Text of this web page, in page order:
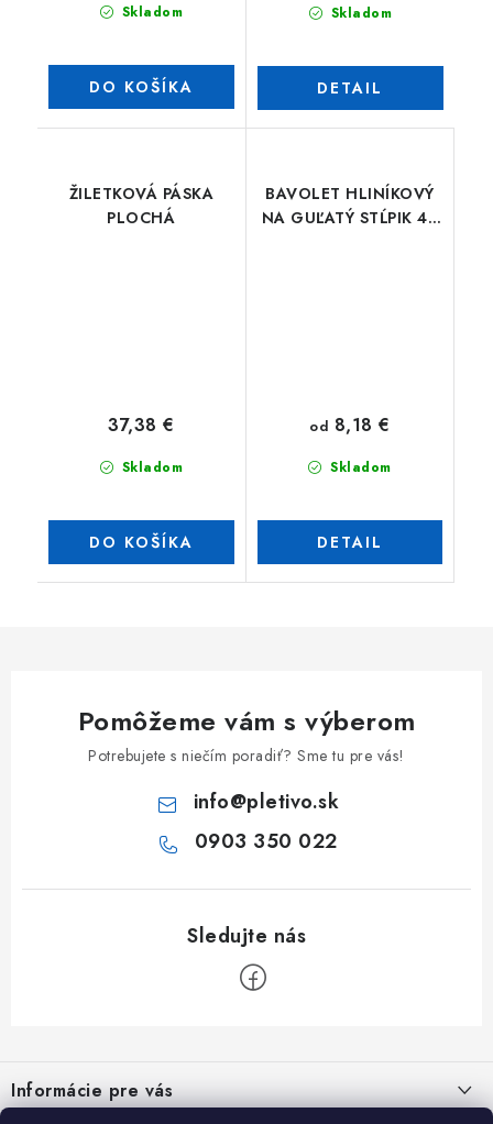
Skladom
DO KOŠÍKA
Skladom
DETAIL
ŽILETKOVÁ PÁSKA
PLOCHÁ
Skladom
37,38 €
DO KOŠÍKA
BAVOLET HLINÍKOVÝ
NA GUĽATÝ STĹPIK 48
Skladom
od 8,18 €
DETAIL
Pomôžeme vám s výberom
Potrebujete s niečím poradiť? Sme tu pre vás!
info@pletivo.sk
0903 350 022
pInformácie pre vás